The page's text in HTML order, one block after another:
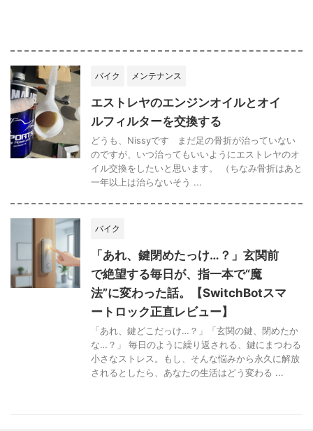
バイク メンテナンス
エストレヤのエンジンオイルとオイ
ルフィルターを交換する
どうも、Nissyです まだ足の骨折が治っていない
のですが、いつ治ってもいいようにエストレヤのオ
イル交換をしたいと思います。 （ちなみ骨折はあと
一年以上は治らないそう ...
バイク
「あれ、鍵閉めたっけ…？」玄関前
で絶望する毎日が、指一本で“魔
法”に変わった話。【SwitchBotスマ
ートロック正直レビュー】
「あれ、鍵どこだっけ…？」「玄関の鍵、閉めたか
な…？」 毎日のように繰り返される、鍵にまつわる
小さなストレス。もし、そんな悩みから永久に解放
されるとしたら、あなたの生活はどう変わる ...